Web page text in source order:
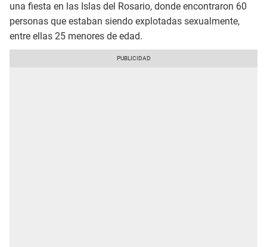
una fiesta en las Islas del Rosario, donde encontraron 60
personas que estaban siendo explotadas sexualmente,
entre ellas 25 menores de edad.